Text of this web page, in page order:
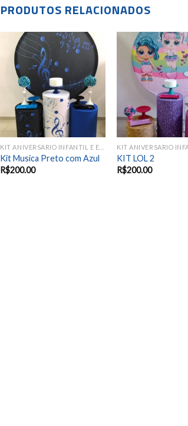
PRODUTOS RELACIONADOS
wishlist
Kit Musica Preto com Azul
R$200.00
KIT LOL 2
R$200.00